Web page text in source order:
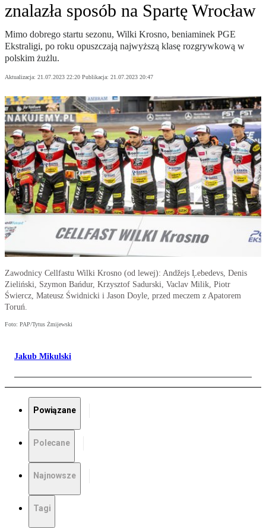
znalazła sposób na Spartę Wrocław
Mimo dobrego startu sezonu, Wilki Krosno, beniaminek PGE
Ekstraligi, po roku opuszczają najwyższą klasę rozgrywkową w
polskim żużlu.
Aktualizacja: 21.07.2023 22:20 Publikacja: 21.07.2023 20:47
Zawodnicy Cellfastu Wilki Krosno (od lewej): Andžejs Ļebedevs, Denis
Zieliński, Szymon Bańdur, Krzysztof Sadurski, Vaclav Milik, Piotr
Świercz, Mateusz Świdnicki i Jason Doyle, przed meczem z Apatorem
Toruń.
Foto: PAP/Tytus Żmijewski
Jakub Mikulski
Powiązane
Polecane
Najnowsze
Tagi